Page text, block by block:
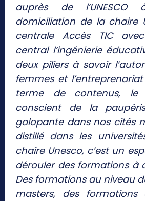
auprès de
domiciliation de la chaire
centrale Accès TIC
central l’ingénierie
deux piliers à savoir
femmes et
terme de contenus, le
conscient de la
galopante dans nos cités
distillé dans les
chaire Unesco, c’est un
dérouler des formations à
Des formations au niveau
masters, des formations